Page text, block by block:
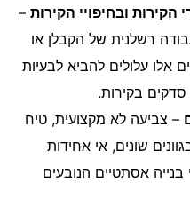
הקירות ובחיפויי הקירות –
רשלנית של הקבלן או
אלו עלולים להביא לבעיות
סדקים בקירות.
– צביעה לא מקצועית, טיח
שונים, אי אחידות
בנייה אסתטיים הנובעים